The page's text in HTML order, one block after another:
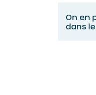
On en
dans